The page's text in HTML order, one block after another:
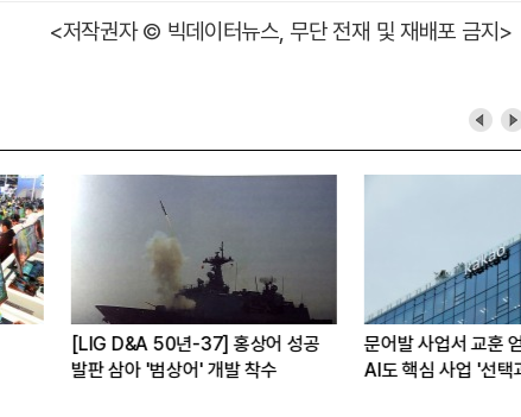
<저작권자 © 빅데이터뉴스, 무단 전재 및 재배포 금지>
50년-37] 홍상어 성공
아 '범상어' 개발 착수
문어발 사업서 교훈 얻은 카카오,
AI도 핵심 사업 '선택과 집중'